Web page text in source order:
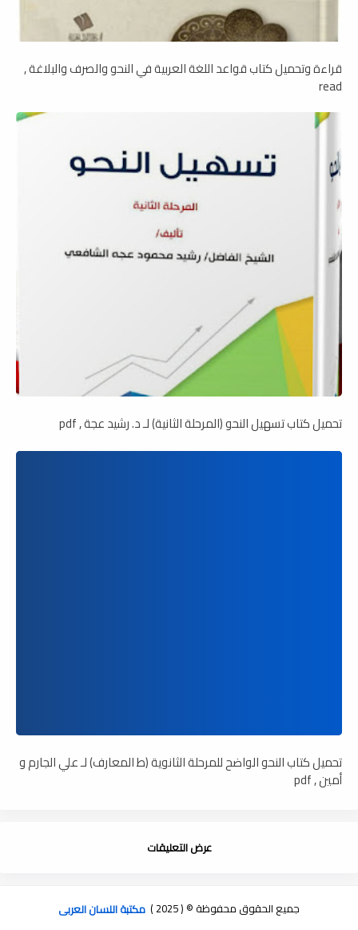
قراءة وتحميل كتاب قواعد اللغة العربية في النحو والصرف والبلاغة ,
read
تحميل كتاب تسهيل النحو (المرحلة الثانية) لـ د. رشيد عجة , pdf
تحميل كتاب النحو الواضح للمرحلة الثانوية (ط المعارف) لـ علي الجارم و
أمين , pdf
عرض التعليقات
جميع الحقوق محفوظة © ( 2025 ) مكتبة اللسان العربى